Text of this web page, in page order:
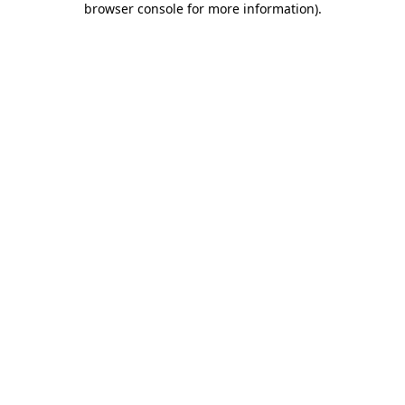
browser console for more information).